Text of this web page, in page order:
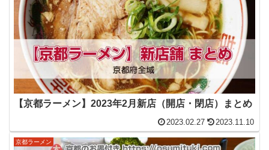
【京都ラーメン】2023年2月新店（開店・閉店）まとめ
2023.02.27 2023.11.10
京都ラーメン